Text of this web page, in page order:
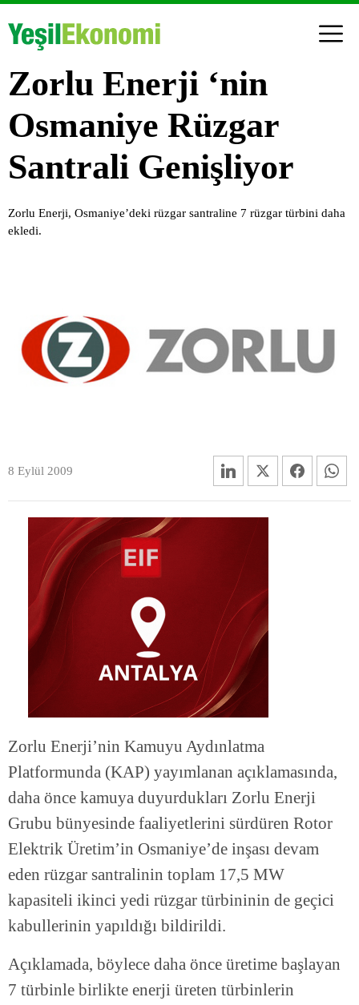
Zorlu Enerji ‘nin
Osmaniye Rüzgar
Santrali Genişliyor
Zorlu Enerji, Osmaniye’deki rüzgar santraline 7 rüzgar türbini daha
ekledi.
8 Eylül 2009
Zorlu Enerji’nin Kamuyu Aydınlatma
Platformunda (KAP) yayımlanan açıklamasında,
daha önce kamuya duyurdukları Zorlu Enerji
Grubu bünyesinde faaliyetlerini sürdüren Rotor
Elektrik Üretim’in Osmaniye’de inşası devam
eden rüzgar santralinin toplam 17,5 MW
kapasiteli ikinci yedi rüzgar türbininin de geçici
kabullerinin yapıldığı bildirildi.
Açıklamada, böylece daha önce üretime başlayan
7 türbinle birlikte enerji üreten türbinlerin